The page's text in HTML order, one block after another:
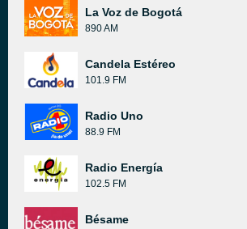
La Voz de Bogotá
890 AM
Candela Estéreo
101.9 FM
Radio Uno
88.9 FM
Radio Energía
102.5 FM
Bésame